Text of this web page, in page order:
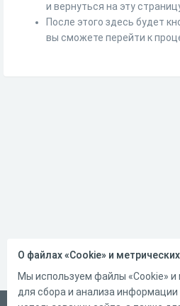
и вернуться на эту
После этого здесь будет
вы сможете перейти к
О файлах «Cookie» и
Мы используем файлы «Cookie»
для сбора и анализа